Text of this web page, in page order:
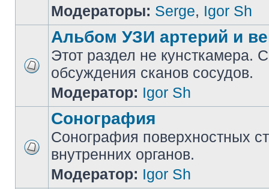
Модераторы: Serge, Igor Sh
Альбом УЗИ артерий и
Этот раздел не кунсткамера.
обсуждения сканов сосудов.
Модератор: Igor Sh
Сонография
Сонография поверхностных
внутренних органов.
Модератор: Igor Sh